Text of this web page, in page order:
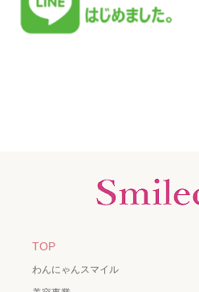
TOP
わんにゃんスマイル